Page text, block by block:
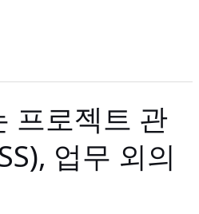
프로젝트 관
업무 외의